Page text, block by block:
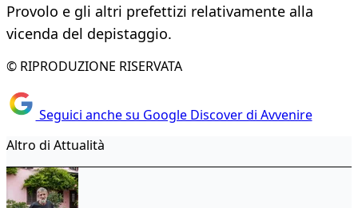
Provolo e gli altri prefettizi relativamente alla
vicenda del depistaggio.
© RIPRODUZIONE RISERVATA
Seguici anche su Google Discover di Avvenire
Altro di Attualità